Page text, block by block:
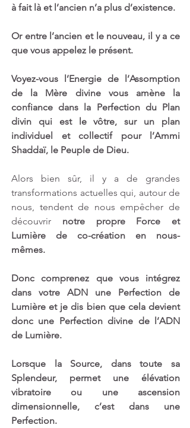
à fait là et l’ancien n’a plus d’existence.
Or entre l’ancien et le nouveau, il y a ce
que vous appelez le présent.
Voyez-vous l’Energie de l’Assomption
de la Mère divine vous amène la
confiance dans la Perfection du Plan
divin qui est le vôtre, sur un plan
individuel et collectif pour l’Ammi
Shaddaï, le Peuple de Dieu.
Alors bien sûr, il y a de grandes
transformations actuelles qui, autour de
nous, tendent de nous empêcher de
découvrir notre propre Force et
Lumière de co-création en nous-
mêmes.
Donc comprenez que vous intégrez
dans votre ADN une Perfection de
Lumière et je dis bien que cela devient
donc une Perfection divine de l’ADN
de Lumière.
Lorsque la Source, dans toute sa
Splendeur, permet une élévation
vibratoire ou une ascension
dimensionnelle, c’est dans une
Perfection.